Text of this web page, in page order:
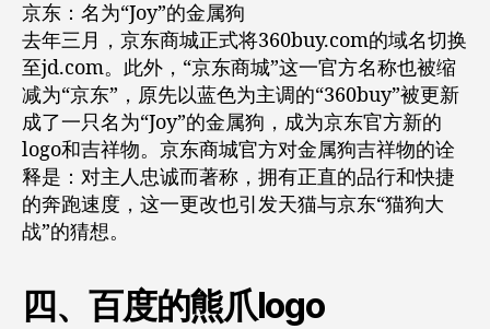
京东：名为“Joy”的金属狗
去年三月，京东商城正式将360buy.com的域名切换
至jd.com。此外，“京东商城”这一官方名称也被缩
减为“京东”，原先以蓝色为主调的“360buy”被更新
成了一只名为“Joy”的金属狗，成为京东官方新的
logo和吉祥物。京东商城官方对金属狗吉祥物的诠
释是：对主人忠诚而著称，拥有正直的品行和快捷
的奔跑速度，这一更改也引发天猫与京东“猫狗大
战”的猜想。
四、百度的熊爪logo